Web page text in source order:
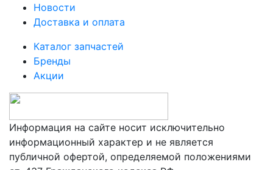
Информация на сайте носит исключительно
информационный характер и не является
публичной офертой, определяемой положениями
Новости
Доставка и оплата
Каталог запчастей
Бренды
Акции